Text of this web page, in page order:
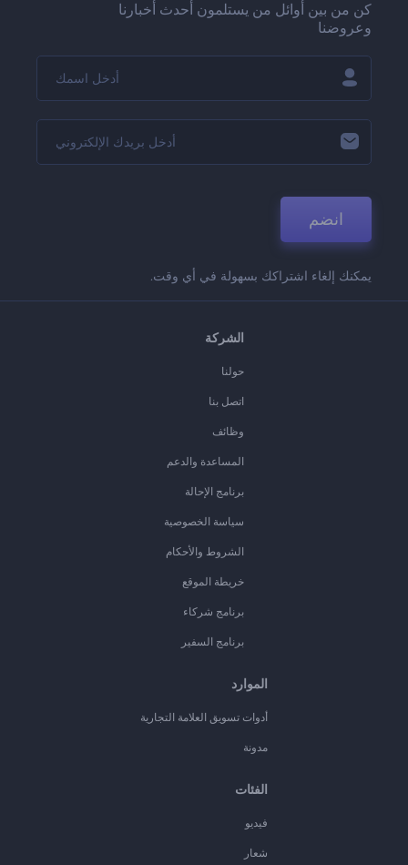
كن من بين أوائل من يستلمون أحدث أخبارنا
وعروضنا
انضم
يمكنك إلغاء اشتراكك بسهولة في أي وقت.
الشركة
حولنا
اتصل بنا
وظائف
المساعدة والدعم
برنامج الإحالة
سياسة الخصوصية
الشروط والأحكام
خريطة الموقع
برنامج شركاء
برنامج السفير
الموارد
أدوات تسويق العلامة التجارية
مدونة
الفئات
فيديو
شعار